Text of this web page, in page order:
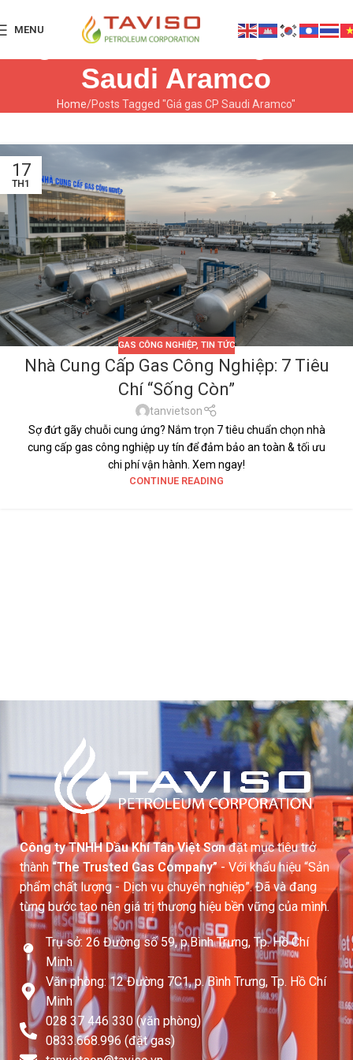
MENU
Tag Archives: Giá gas CP
Saudi Aramco
Home Posts Tagged "Giá gas CP Saudi Aramco"
17
TH1
GAS CÔNG NGHIỆP, TIN TỨC
Nhà Cung Cấp Gas Công Nghiệp: 7 Tiêu
Chí “Sống Còn”
tanvietson
Sợ đứt gãy chuỗi cung ứng? Nắm trọn 7 tiêu chuẩn chọn nhà
cung cấp gas công nghiệp uy tín để đảm bảo an toàn & tối ưu
chi phí vận hành. Xem ngay!
CONTINUE READING
Công ty TNHH Dầu Khí Tân Việt Sơnđặt mục tiêu trở
thành “The Trusted Gas Company”- Với khẩu hiệu “Sản
phẩm chất lượng - Dịch vụ chuyên nghiệp”. Đã và đang
từng bước tạo nên giá trị thương hiệu bền vững của mình.
Trụ sở: 26 Đường số 59, p.Bình Trưng, Tp. Hồ Chí
Minh
Văn phòng: 12 Đường 7C1, p. Bình Trưng, Tp. Hồ Chí
Minh
028 37 446 330 (văn phòng)
0833.668.996 (đặt gas)